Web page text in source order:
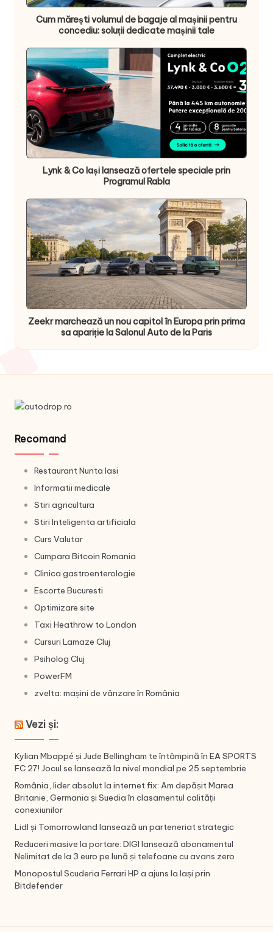
Cum mărești volumul de bagaje al mașinii pentru
concediu: soluții dedicate mașinii tale
Lynk & Co Iași lansează ofertele speciale prin
Programul Rabla
Zeekr marchează un nou capitol în Europa prin prima
sa apariție la Salonul Auto de la Paris
Recomand
Restaurant Nunta Iasi
Informatii medicale
Stiri agricultura
Stiri Inteligenta artificiala
Curs Valutar
Cumpara Bitcoin Romania
Clinica gastroenterologie
Escorte Bucuresti
Optimizare site
Taxi Heathrow to London
Cursuri Lamaze Cluj
Psiholog Cluj
PowerFM
zvelta: mașini de vânzare în România
Vezi și:
Kylian Mbappé și Jude Bellingham te întâmpină în EA SPORTS
FC 27! Jocul se lansează la nivel mondial pe 25 septembrie
România, lider absolut la internet fix: Am depășit Marea
Britanie, Germania și Suedia în clasamentul calității
conexiunilor
Lidl și Tomorrowland lansează un parteneriat strategic
Reduceri masive la portare: DIGI lansează abonamentul
Nelimitat de la 3 euro pe lună și telefoane cu avans zero
Monopostul Scuderia Ferrari HP a ajuns la Iași prin
Bitdefender